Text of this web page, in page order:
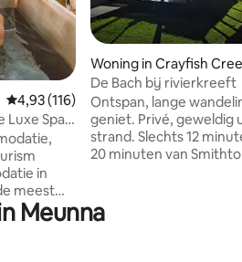
Gemiddelde beoordeling van 4,93 uit
4,93 (116)
Luxe Spa
in
meest
en is
Cradle
Woning in Crayfish
De Bach bij rivierkreeft
Ontspan, lange
geniet. Privé, geweldig
strand. Slechts 12 minuten van Stanley,
20 minuten van
maaltijden op slechts
afstand. Plus 2
Meunna